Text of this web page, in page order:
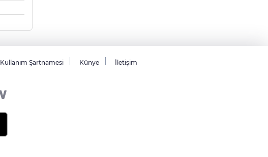
Kullanım Şartnamesi Künye İletişim